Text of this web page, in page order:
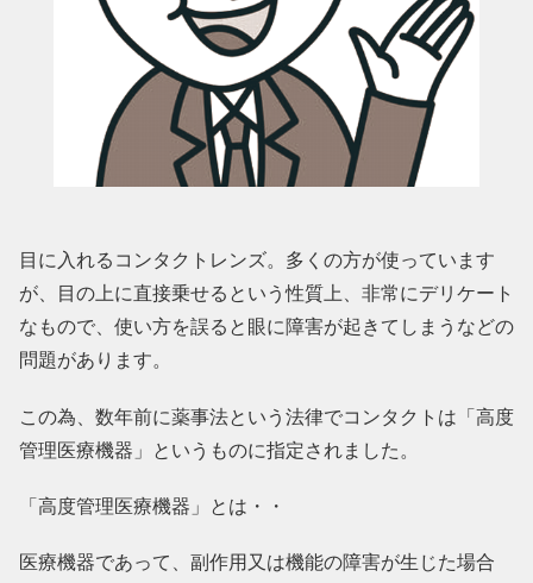
目に入れるコンタクトレンズ。多くの方が使っています
が、目の上に直接乗せるという性質上、非常にデリケート
なもので、使い方を誤ると眼に障害が起きてしまうなどの
問題があります。
この為、数年前に薬事法という法律でコンタクトは「高度
管理医療機器」というものに指定されました。
「高度管理医療機器」とは・・
医療機器であって、副作用又は機能の障害が生じた場合